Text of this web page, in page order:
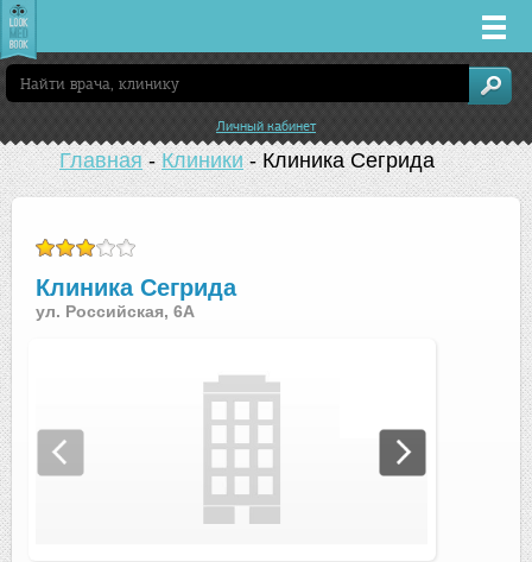
Врачи
Клиники
Лекарства
Челябинск
Личный кабинет
Главная-Клиники-Клиника Сегрида
Клиника Сегрида
ул. Российская, 6А